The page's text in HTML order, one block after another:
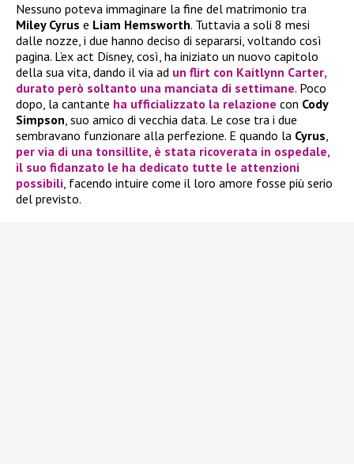
Nessuno poteva immaginare la fine del matrimonio tra
Miley Cyrus e Liam Hemsworth. Tuttavia a soli 8 mesi
dalle nozze, i due hanno deciso di separarsi, voltando così
pagina. L’ex act Disney, così, ha iniziato un nuovo capitolo
della sua vita, dando il via ad un flirt con Kaitlynn Carter,
durato però soltanto una manciata di settimane. Poco
dopo, la cantante ha ufficializzato la relazione con Cody
Simpson, suo amico di vecchia data. Le cose tra i due
sembravano funzionare alla perfezione. E quando la Cyrus,
per via di una tonsillite, è stata ricoverata in ospedale,
il suo fidanzato le ha dedicato tutte le attenzioni
possibili, facendo intuire come il loro amore fosse più serio
del previsto.